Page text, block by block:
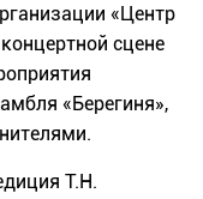
«Центр
сцене
«Берегиня»,
Т.Н.